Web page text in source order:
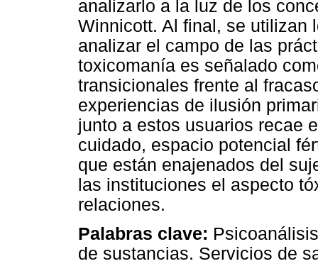
analizarlo a la luz de los
Winnicott. Al final, se utilizan
analizar el campo de las
toxicomanía es señalado
transicionales frente al
experiencias de ilusión
junto a estos usuarios recae
cuidado, espacio potencial
que están enajenados del
las instituciones el aspecto
relaciones.
Palabras clave:
de sustancias. Servicios de